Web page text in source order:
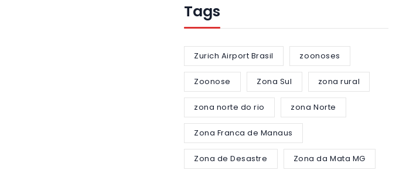
Tags
Zurich Airport Brasil zoonoses
Zoonose Zona Sul zona rural
zona norte do rio zona Norte
Zona Franca de Manaus
Zona de Desastre Zona da Mata MG